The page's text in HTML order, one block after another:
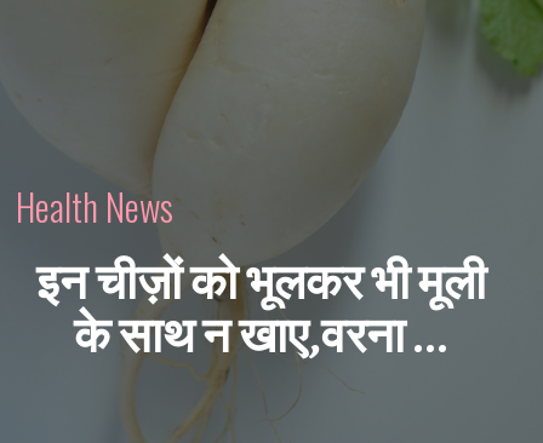
Health News
इन चीज़ों को भूलकर भी मूली
के साथ न खाए,वरना ...